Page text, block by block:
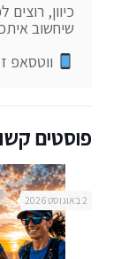
ווטסאפ
פוסטים
2 באוגוסט 2026